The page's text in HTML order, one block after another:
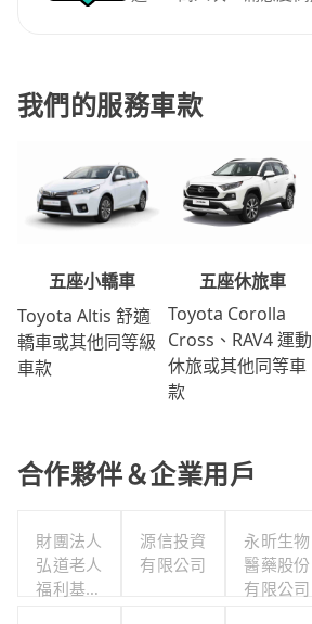
我們的服務車款
五座小轎車
Toyota Altis 舒適
轎車或其他同等級
車款
五座休旅車
Toyota Corolla
Cross、RAV4 運動
休旅或其他同等車
款
合作夥伴＆企業用戶
財團法人
弘道老人
福利基金
源信投資
有限公司
永昕生物
醫藥股份
有限公司